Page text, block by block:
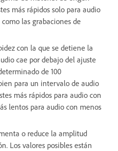
más rápidos solo para audio
las grabaciones de
con la que se detiene la
cae por debajo del ajuste
de 100
para un intervalo de audio
más rápidos para audio con
lentos para audio con menos
o reduce la amplitud
Los valores posibles están